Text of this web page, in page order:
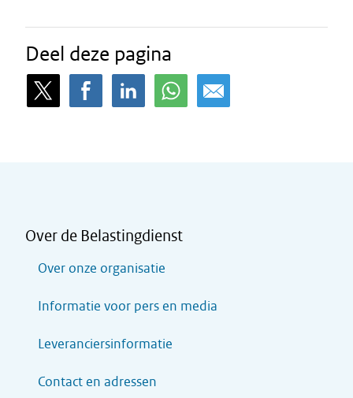
Deel deze pagina
Over de Belastingdienst
Over onze organisatie
Informatie voor pers en media
Leveranciersinformatie
Contact en adressen